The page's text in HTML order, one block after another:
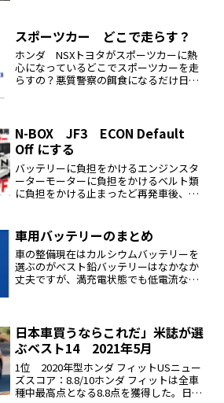
OK修理ディラーに修理を依頼するとドア
ミラー全体を交換する、...
スポーツカー どこで走らす？
ホンダ NSXトヨタがスポーツカーに熱
心になっているどこでスポーツカーを走
らすの？悪質警察の餌食になるだけ日本
詮、移動手段趣味的に使う...
N-BOX JF3 ECON Default
Off にする
バッテリーに負担をかけるエンジンスタ
ーターモーターに負担をかけるベルト類
に負担をかける止まったど再発車後、少
１０分で終わる
車用バッテリーのまとめ
車の整備現在はカルシウムバッテリーを
選ぶのがベスト鉛バッテリーはなかなか
丈夫ですが、満充電状態でも低電流なら
ッテリー容量の1...
日本車買うならこれだ」米誌が選
ぶベスト14 2021年5月
1位 2020年型ホンダ フィットUSニュー
ズスコア：8.8/10ホンダ フィットは全車
種中最高点となる8.8点を獲得した。日本